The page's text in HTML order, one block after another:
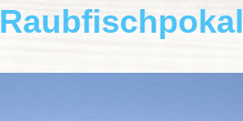
Raubfischpokal